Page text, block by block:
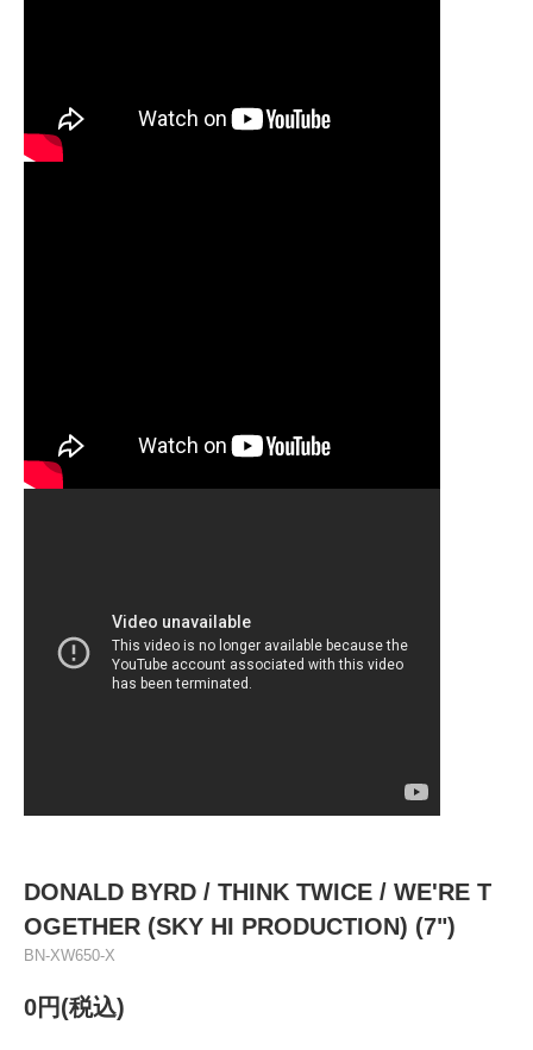
DONALD BYRD ‎/ THINK TWICE / WE'RE T
OGETHER (SKY HI PRODUCTION) (7")
BN-XW650-X
0円(税込)